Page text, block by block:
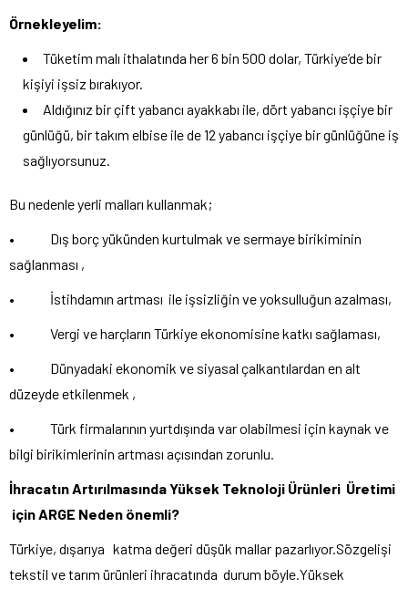
Örnekleyelim:
Tüketim malı ithalatında her 6 bin 500 dolar, Türkiye’de bir
kişiyi işsiz bırakıyor.
Aldığınız bir çift yabancı ayakkabı ile, dört yabancı işçiye bir
günlüğü, bir takım elbise ile de 12 yabancı işçiye bir günlüğüne iş
sağlıyorsunuz.
Bu nedenle yerli malları kullanmak;
• Dış borç yükünden kurtulmak ve sermaye birikiminin
sağlanması ,
• İstihdamın artması ile işsizliğin ve yoksulluğun azalması,
• Vergi ve harçların Türkiye ekonomisine katkı sağlaması,
• Dünyadaki ekonomik ve siyasal çalkantılardan en alt
düzeyde etkilenmek ,
• Türk firmalarının yurtdışında var olabilmesi için kaynak ve
bilgi birikimlerinin artması açısından zorunlu.
İhracatın Artırılmasında Yüksek Teknoloji Ürünleri Üretimi
için ARGE Neden önemli?
Türkiye, dışarıya katma değeri düşük mallar pazarlıyor.Sözgelişi
tekstil ve tarım ürünleri ihracatında durum böyle.Yüksek